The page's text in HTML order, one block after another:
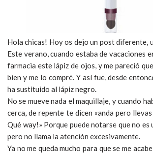
Hola chicas! Hoy os dejo un post diferente,
Este verano, cuando estaba de vacaciones
farmacia este lápiz de ojos, y me pareció
bien y me lo compré. Y así fue, desde
ha sustituido al lápiz negro.
No se mueve nada el maquillaje, y cuando
cerca, de repente te dicen «anda pero
Qué way!» Porque puede notarse que no es
pero no llama la atención excesivamente.
Ya no me queda mucho para que se me